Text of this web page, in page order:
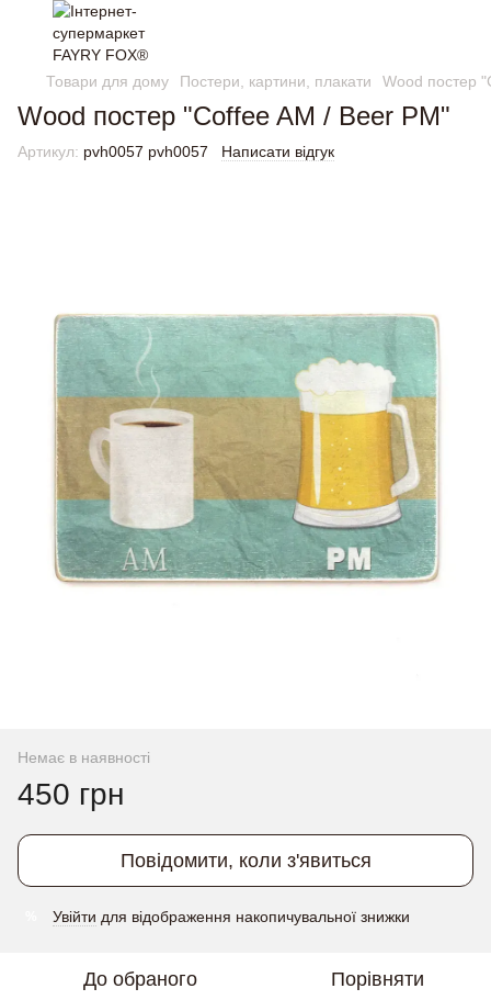
Товари для дому Постери, картини, плакати Wood постер
Wood постер "Coffee AM / Beer PM"
Артикул: pvh0057 pvh0057 Написати відгук
Немає в наявності
450 грн
Повідомити, коли з'явиться
Увійти для відображення накопичувальної знижки
До обраного Порівняти